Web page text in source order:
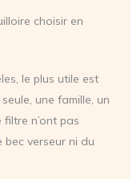
choisir en
le plus utile est
une famille, un
n’ont pas
bec verseur ni du